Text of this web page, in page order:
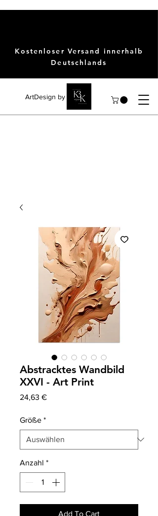
ArtDesign by KBK
Kostenloser Versand innerhalb
Deutschlands
Abstracktes Wandbild
XXVI - Art Print
24,63 €Preis
Größe *
Anzahl *
Add To Cart